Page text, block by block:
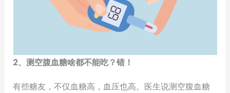
2、测空腹血糖啥都不能吃？错！
有些糖友，不仅血糖高，血压也高。医生说测空腹血糖